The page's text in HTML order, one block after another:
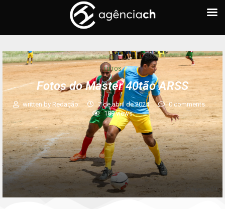
FOTOS
Fotos do Master 40tão ARSS
written by Redação 7 de abril de 2024
0 comments
189views